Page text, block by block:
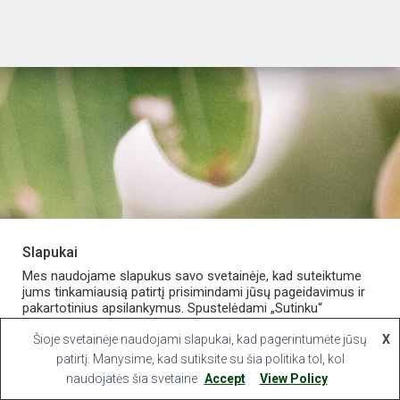
PARDUOTUVĖ APIE VAISTINĘ MANO PASKYRA
KONTAKTAI
Hestia | Developed byThemeIsle
Slapukai
Mes naudojame slapukus savo svetainėje, kad suteiktume
jums tinkamiausią patirtį prisimindami jūsų pageidavimus ir
pakartotinius apsilankymus. Spustelėdami „Sutinku“
sutinkate naudoti VISUS slapukus.
Slapukų nustatymai Sutinku
Šioje svetainėje naudojami slapukai, kad pagerintumėte jūsų
patirtį. Manysime, kad sutiksite su šia politika tol, kol
naudojatės šia svetaine
X
Accept View Policy